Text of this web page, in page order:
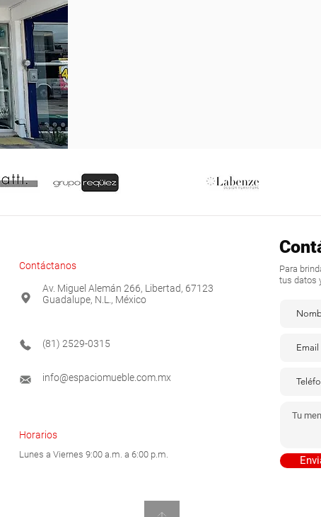
Contáctanos
Av. Miguel Alemán 266, Libertad, 67123
Guadalupe, N.L., México
(81) 2529-0315
info@espaciomueble.com.mx
Horarios
Lunes a Viernes 9:00 a.m. a 6:00 p.m.
Para
tus datos